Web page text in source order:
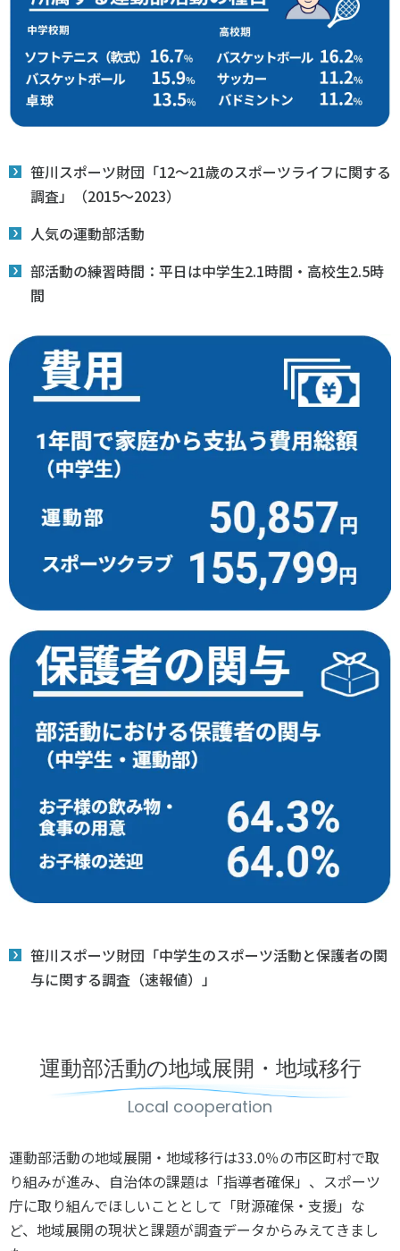
笹川スポーツ財団「12～21歳のスポーツライフに関する
調査」（2015～2023）
人気の運動部活動
部活動の練習時間：平日は中学生2.1時間・高校生2.5時
間
笹川スポーツ財団「中学生のスポーツ活動と保護者の関
与に関する調査（速報値）」
運動部活動の地域展開・地域移行
Local cooperation
運動部活動の地域展開・地域移行は33.0％の市区町村で取
り組みが進み、自治体の課題は「指導者確保」、スポーツ
庁に取り組んでほしいこととして「財源確保・支援」な
ど、地域展開の現状と課題が調査データからみえてきまし